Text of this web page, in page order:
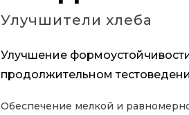
Улучшители хлеба
Улучшение
продолжительном
Обеспечение мелкой и